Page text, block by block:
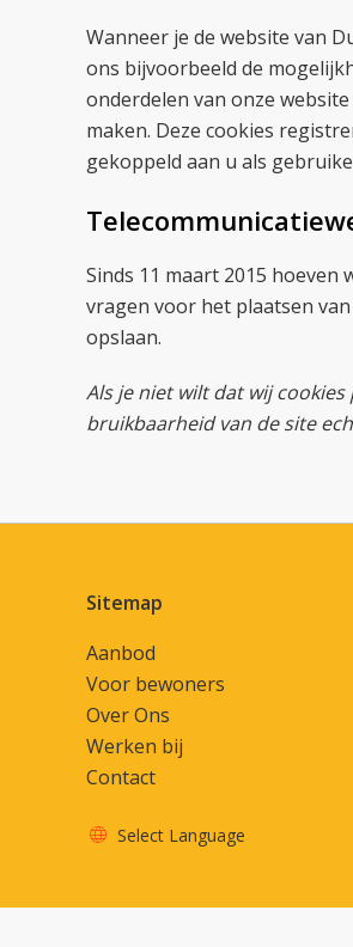
Wanneer je de website van
ons bijvoorbeeld de
onderdelen van onze
maken. Deze cookies
gekoppeld aan u als
Sinds 11 maart 2015
vragen voor het plaatsen
opslaan.
Als je niet wilt dat wij
bruikbaarheid van de site
Contactinformatie
Sitemap
Aanbod
Voor bewoners
Over Ons
Werken bij
Contact
Vertaal deze pagina
Select Language